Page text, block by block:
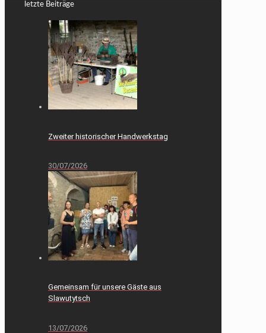
letzte Beiträge
Zweiter historischer Handwerkstag
30/07/2026
Gemeinsam für unsere Gäste aus
Slawutytsch
13/07/2026